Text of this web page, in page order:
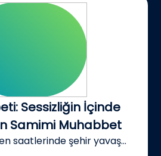
Sessizliğin İçinde
Samimi Muhabbet
saatlerinde şehir yavaş...